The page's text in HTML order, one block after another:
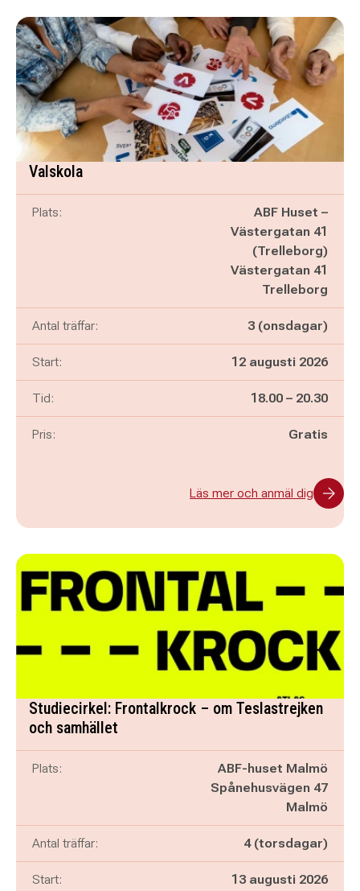
Valskola
Plats:
ABF Huset –
Västergatan 41
(Trelleborg)
Västergatan 41
Trelleborg
Antal träffar: 3 (onsdagar)
Start: 12 augusti 2026
Tid: Pågår mellan
18.00 – och
20.30
Pris: Gratis
Läs mer och anmäl dig
Studiecirkel: Frontalkrock – om Teslastrejken
och samhället
Plats:
ABF-huset Malmö
Spånehusvägen 47
Malmö
Antal träffar: 4 (torsdagar)
Start: 13 augusti 2026